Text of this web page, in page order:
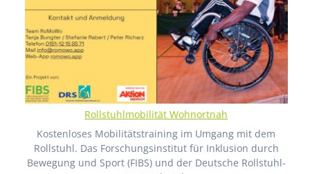
Rollstuhlmobilität Wohnortnah
Kostenloses Mobilitätstraining im Umgang mit dem
Rollstuhl. Das Forschungsinstitut für Inklusion durch
Bewegung und Sport (FIBS) und der Deutsche Rollstuhl-